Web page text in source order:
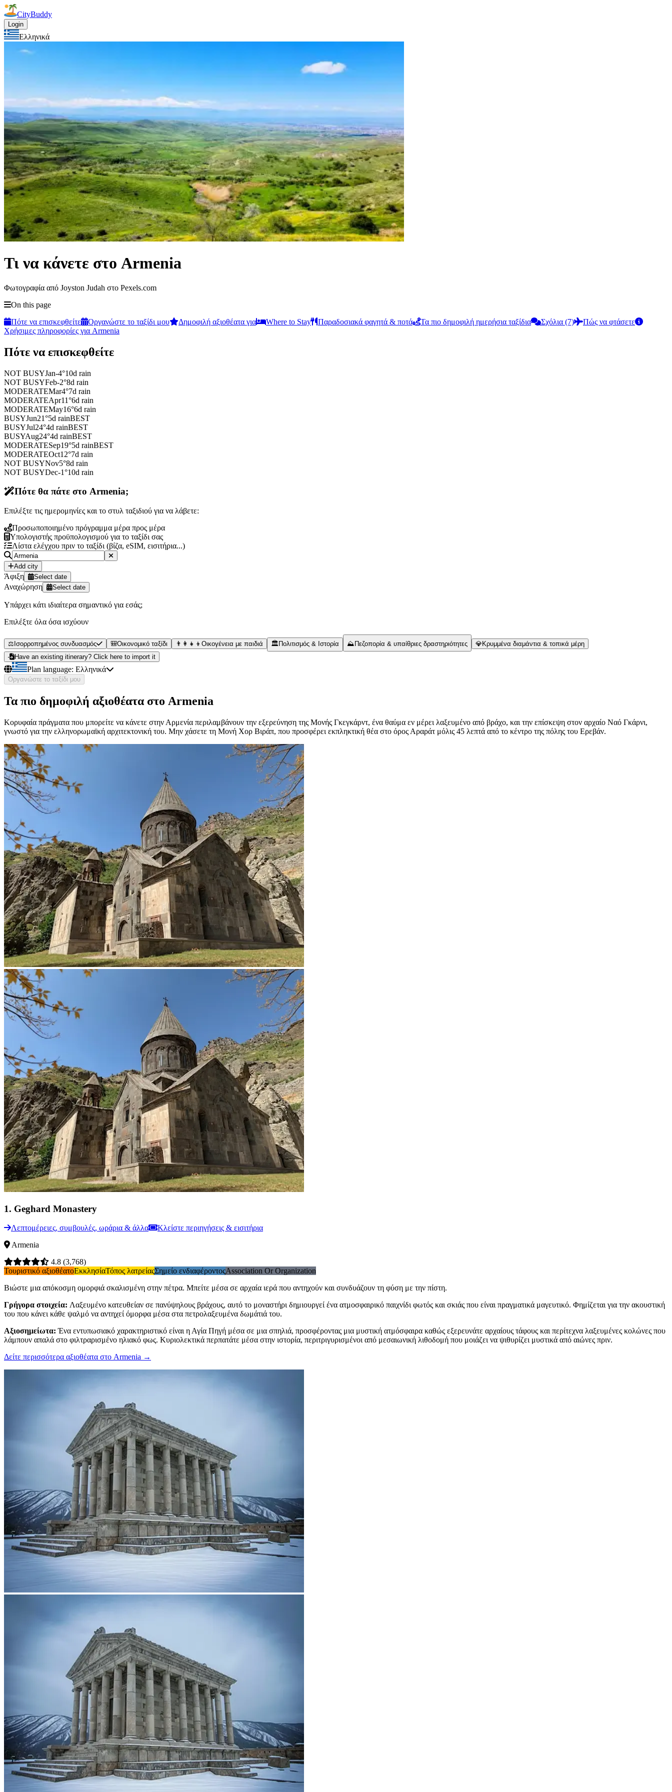
CityBuddy
Login
Ελληνικά
Τι να κάνετε στο Armenia
Φωτογραφία από Joyston Judah στο Pexels.com
On this page
Πότε να επισκεφθείτε
Οργανώστε το ταξίδι μου Δημοφιλή αξιοθέατα για Where to Stay Παραδοσιακά φαγητά & ποτά Τα πιο δημοφιλή ημερήσια ταξίδια Σχόλια (7)
Πώς να φτάσετε
Χρήσιμες πληροφορίες για Armenia
Πότε να επισκεφθείτε
NOT BUSYJan-4°10d rain
NOT BUSYFeb-2°8d rain
MODERATEMar4°7d rain
MODERATEApr11°6d rain
MODERATEMay16°6d rain
BUSYJun21°5d rainBEST
BUSYJul24°4d rainBEST
BUSYAug24°4d rainBEST
MODERATESep19°5d rainBEST
MODERATEOct12°7d rain
NOT BUSYNov5°8d rain
NOT BUSYDec-1°10d rain
Πότε θα πάτε στο Armenia;
Επιλέξτε τις ημερομηνίες και το στυλ ταξιδιού για να λάβετε:
Προσωποποιημένο πρόγραμμα μέρα προς μέρα
Υπολογιστής προϋπολογισμού για το ταξίδι σας
Λίστα ελέγχου πριν το ταξίδι (βίζα, eSIM, εισιτήρια...)
Add city
Άφιξη Select date
Αναχώρηση Select date
Υπάρχει κάτι ιδιαίτερα σημαντικό για εσάς;
Επιλέξτε όλα όσα ισχύουν
⚖️ Ισορροπημένος συνδυασμός 🎒Οικονομικό ταξίδι 👨‍👩‍👧‍👦 Οικογένεια με παιδιά 🏛️ Πολιτισμός & Ιστορία ⛰️ Πεζοπορία & υπαίθριες δραστηριότητες 💎Κρυμμένα διαμάντια & τοπικά μέρη
Have an existing itinerary? Click here to import it
Plan language: Ελληνικά
Οργανώστε το ταξίδι μου
Τα πιο δημοφιλή αξιοθέατα στο Armenia
Κορυφαία πράγματα που μπορείτε να κάνετε στην Αρμενία περιλαμβάνουν την εξερεύνηση της Μονής Γκεγκάρντ, ένα θαύμα εν μέρει λαξευμένο από βράχο, και την επίσκεψη στον αρχαίο Ναό Γκάρνι,
γνωστό για την ελληνορωμαϊκή αρχιτεκτονική του. Μην χάσετε τη Μονή Χορ Βιράπ, που προσφέρει εκπληκτική θέα στο όρος Αραράτ μόλις 45 λεπτά από το κέντρο της πόλης του Ερεβάν.
1. Geghard Monastery
Λεπτομέρειες, συμβουλές, ωράρια & άλλα
Κλείστε περιηγήσεις & εισιτήρια
Armenia
4.8 (3,768)
Τουριστικό αξιοθέατοΕκκλησίαΤόπος λατρείαςΣημείο ενδιαφέροντοςAssociation Or Organization
Βιώστε μια απόκοσμη ομορφιά σκαλισμένη στην πέτρα. Μπείτε μέσα σε αρχαία ιερά που αντηχούν και συνδυάζουν τη φύση με την πίστη.
Γρήγορα στοιχεία: Λαξευμένο κατευθείαν σε πανύψηλους βράχους, αυτό το μοναστήρι δημιουργεί ένα ατμοσφαιρικό παιχνίδι φωτός και σκιάς που είναι πραγματικά μαγευτικό. Φημίζεται για την ακουστική
του που κάνει κάθε ψαλμό να αντηχεί όμορφα μέσα στα πετρολαξευμένα δωμάτιά του.
Αξιοσημείωτα:Ένα εντυπωσιακό χαρακτηριστικό είναι η Αγία Πηγή μέσα σε μια σπηλιά, προσφέροντας μια μυστική ατμόσφαιρα καθώς εξερευνάτε αρχαίους τάφους και περίτεχνα λαξευμένες κολώνες που
λάμπουν απαλά στο φιλτραρισμένο ηλιακό φως. Κυριολεκτικά περπατάτε μέσα στην ιστορία, περιτριγυρισμένοι από μεσαιωνική λιθοδομή που μοιάζει να ψιθυρίζει μυστικά από αιώνες πριν.
Δείτε περισσότερα αξιοθέατα στο Armenia →